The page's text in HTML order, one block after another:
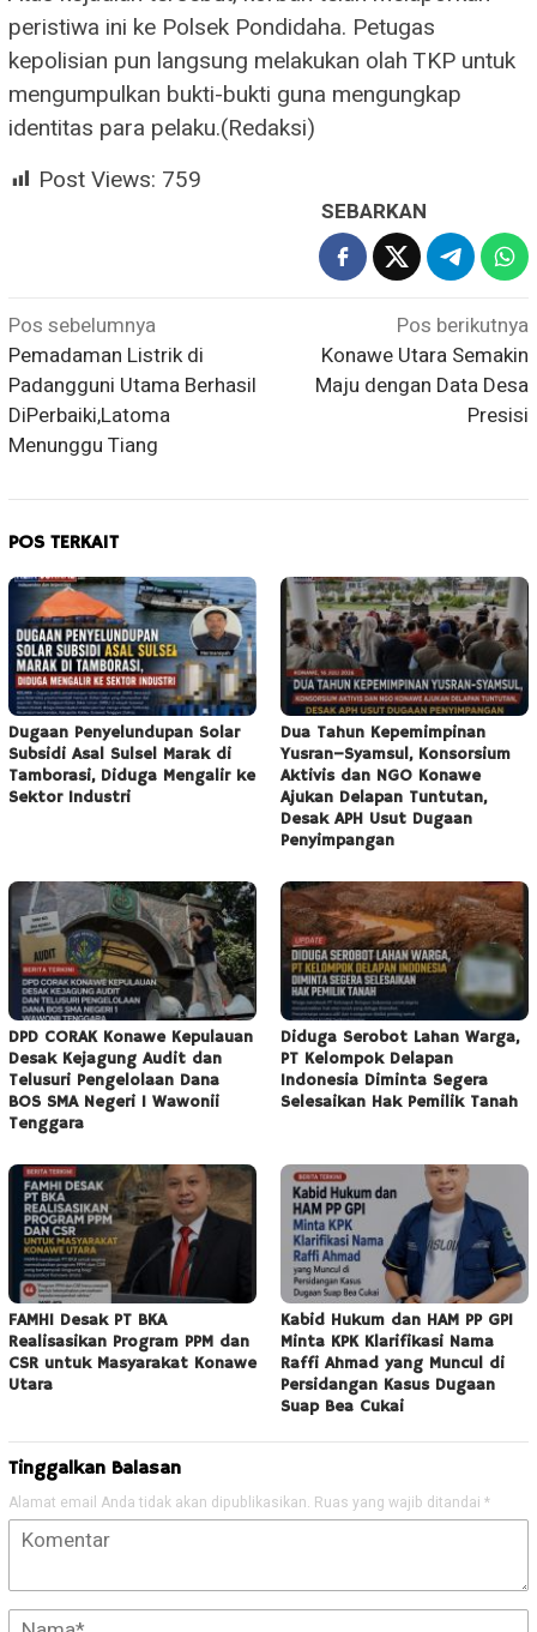
peristiwa ini ke Polsek Pondidaha. Petugas
kepolisian pun langsung melakukan olah TKP untuk
mengumpulkan bukti-bukti guna mengungkap
identitas para pelaku.(Redaksi)
Post Views: 759
SEBARKAN
Navigasi
pos
Pos sebelumnya
Pemadaman Listrik di
Padangguni Utama Berhasil
DiPerbaiki,Latoma
Menunggu Tiang
Pos berikutnya
Konawe Utara Semakin
Maju dengan Data Desa
Presisi
POS TERKAIT
Dugaan Penyelundupan Solar
Subsidi Asal Sulsel Marak di
Tamborasi, Diduga Mengalir ke
Sektor Industri
Dua Tahun Kepemimpinan
Yusran–Syamsul, Konsorsium
Aktivis dan NGO Konawe
Ajukan Delapan Tuntutan,
Desak APH Usut Dugaan
Penyimpangan
DPD CORAK Konawe Kepulauan
Desak Kejagung Audit dan
Telusuri Pengelolaan Dana
BOS SMA Negeri 1 Wawonii
Tenggara
Diduga Serobot Lahan Warga,
PT Kelompok Delapan
Indonesia Diminta Segera
Selesaikan Hak Pemilik Tanah
FAMHI Desak PT BKA
Realisasikan Program PPM dan
CSR untuk Masyarakat Konawe
Utara
Kabid Hukum dan HAM PP GPI
Minta KPK Klarifikasi Nama
Raffi Ahmad yang Muncul di
Persidangan Kasus Dugaan
Suap Bea Cukai
Tinggalkan Balasan
Alamat email Anda tidak akan dipublikasikan. Ruas yang wajib ditandai *